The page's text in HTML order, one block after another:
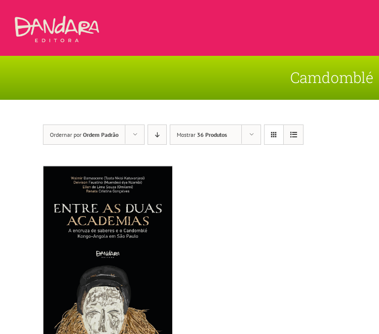
Camdomblé
Ordernar por Ordem Padrão Mostrar 36 Produtos